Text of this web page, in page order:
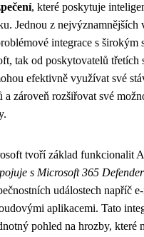
, které poskytuje
Jednou z nejvýznamnějších
integrace s širokým
tak od poskytovatelů třetích
efektivně využívat své
a zároveň rozšiřovat své
tvoří základ funkcionalit
s Microsoft 365 Defender
událostech napříč
aplikacemi. Tato
pohled na hrozby, které